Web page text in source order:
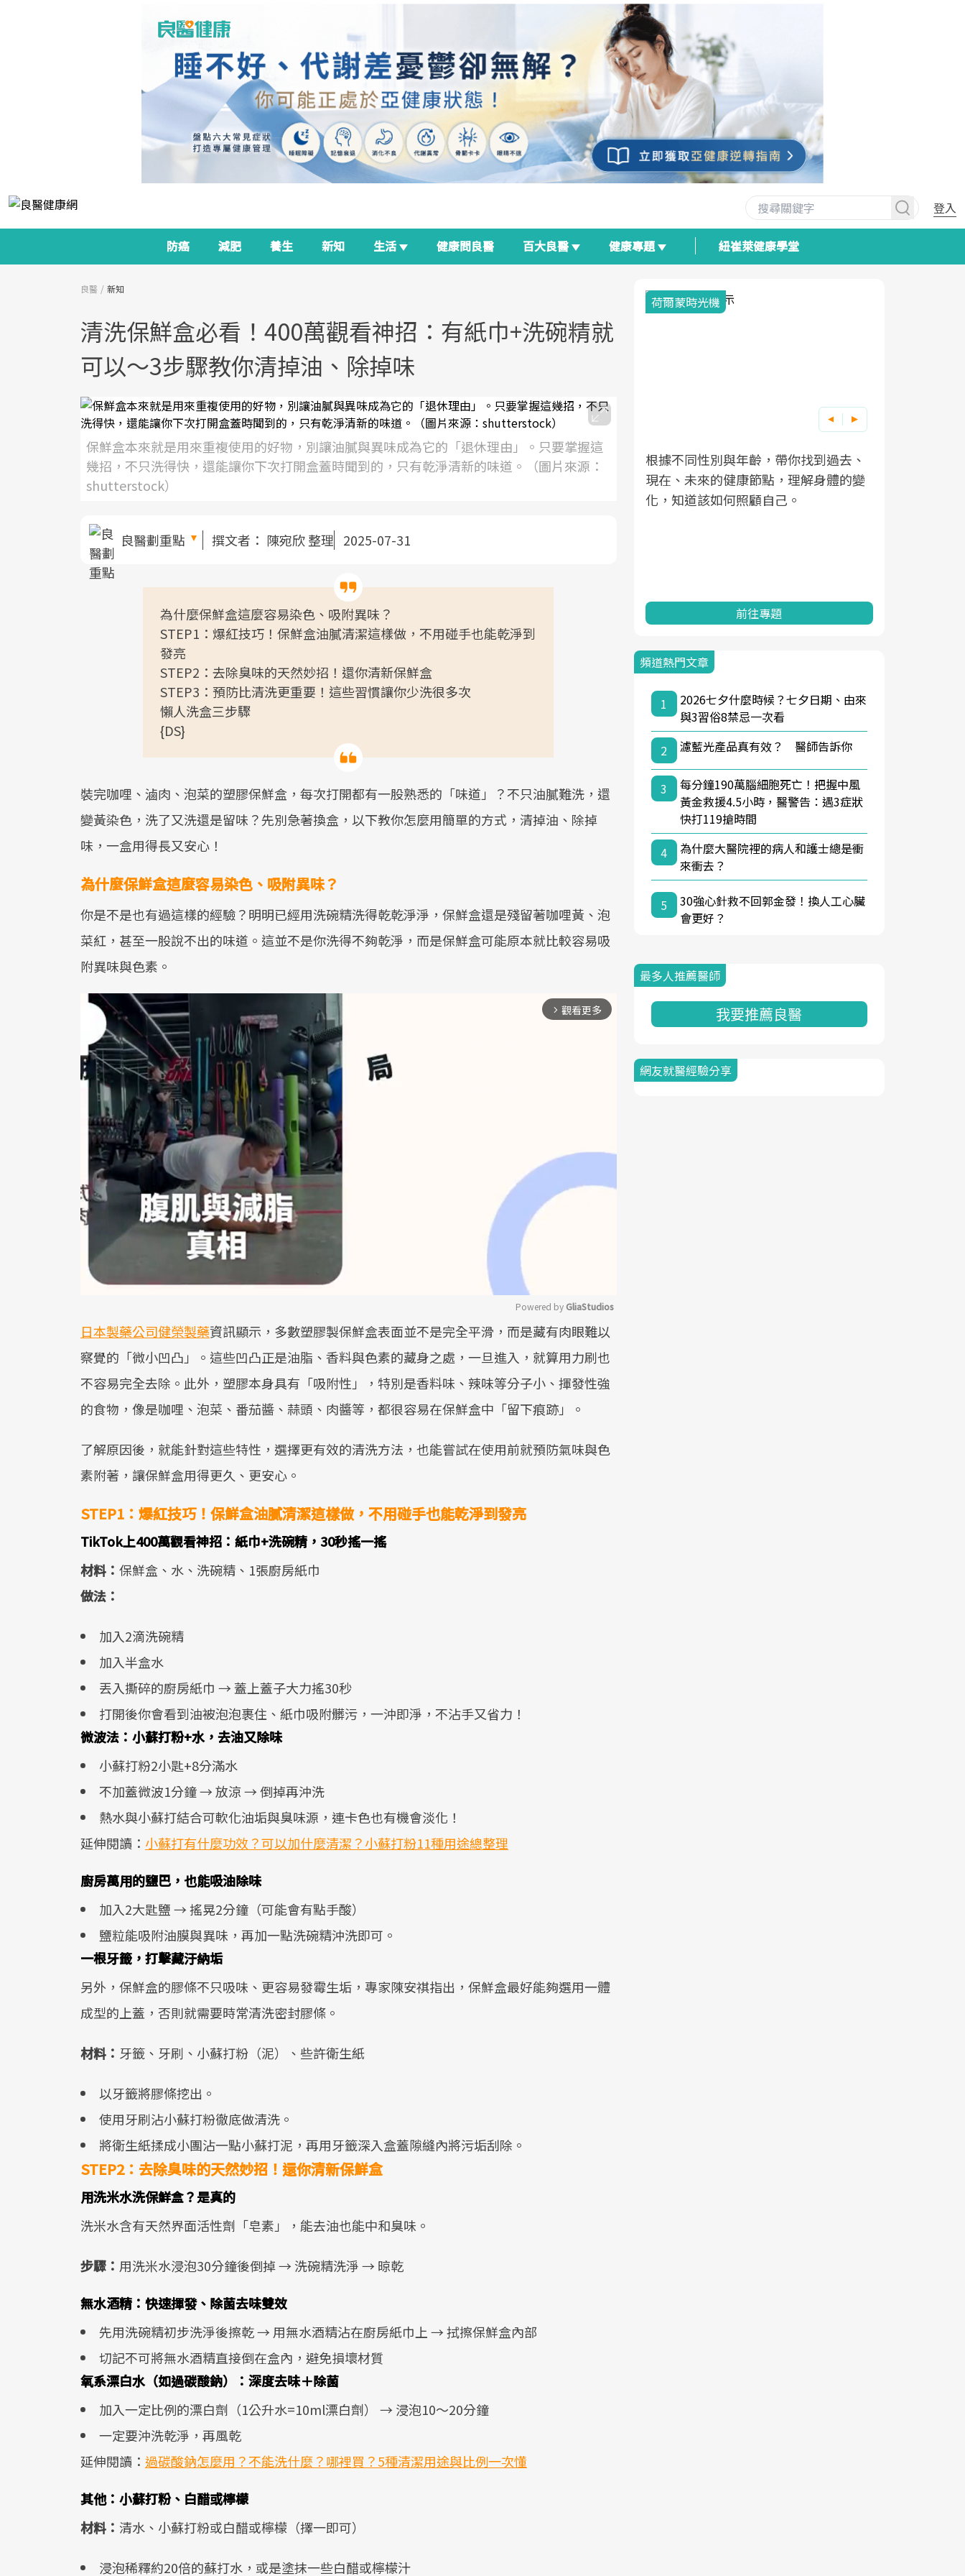
登入
防癌 減肥 養生 新知 生活 健康問良醫 百大良醫 健康專題 紐崔萊健康學堂
良醫 新知
清洗保鮮盒必看！400萬觀看神招：有紙巾+洗碗精就
可以～3步驟教你清掉油、除掉味
保鮮盒本來就是用來重複使用的好物，別讓油膩與異味成為它的「退休理由」。只要掌握這
幾招，不只洗得快，還能讓你下次打開盒蓋時聞到的，只有乾淨清新的味道。（圖片來源：
shutterstock）
良醫劃重點 撰文者： 陳宛欣 整理 2025-07-31
為什麼保鮮盒這麼容易染色、吸附異味？
STEP1：爆紅技巧！保鮮盒油膩清潔這樣做，不用碰手也能乾淨到
發亮
STEP2：去除臭味的天然妙招！還你清新保鮮盒
STEP3：預防比清洗更重要！這些習慣讓你少洗很多次
懶人洗盒三步驟
{DS}
裝完咖哩、滷肉、泡菜的塑膠保鮮盒，每次打開都有一股熟悉的「味道」？不只油膩難洗，還
變黃染色，洗了又洗還是留味？先別急著換盒，以下教你怎麼用簡單的方式，清掉油、除掉
味，一盒用得長又安心！
為什麼保鮮盒這麼容易染色、吸附異味？
你是不是也有過這樣的經驗？明明已經用洗碗精洗得乾乾淨淨，保鮮盒還是殘留著咖哩黃、泡
菜紅，甚至一股說不出的味道。這並不是你洗得不夠乾淨，而是保鮮盒可能原本就比較容易吸
附異味與色素。
arrow_forward_ios 觀看更多
Mute
Powered by GliaStudios
日本製藥公司健榮製藥資訊顯示，多數塑膠製保鮮盒表面並不是完全平滑，而是藏有肉眼難以
察覺的「微小凹凸」。這些凹凸正是油脂、香料與色素的藏身之處，一旦進入，就算用力刷也
不容易完全去除。此外，塑膠本身具有「吸附性」，特別是香料味、辣味等分子小、揮發性強
的食物，像是咖哩、泡菜、番茄醬、蒜頭、肉醬等，都很容易在保鮮盒中「留下痕跡」。
了解原因後，就能針對這些特性，選擇更有效的清洗方法，也能嘗試在使用前就預防氣味與色
素附著，讓保鮮盒用得更久、更安心。
STEP1：爆紅技巧！保鮮盒油膩清潔這樣做，不用碰手也能乾淨到發亮
TikTok上400萬觀看神招：紙巾+洗碗精，30秒搖一搖
材料： 保鮮盒、水、洗碗精、1張廚房紙巾
做法：
加入2滴洗碗精
加入半盒水
丟入撕碎的廚房紙巾 → 蓋上蓋子大力搖30秒
打開後你會看到油被泡泡裹住、紙巾吸附髒污，一沖即淨，不沾手又省力！
微波法：小蘇打粉+水，去油又除味
小蘇打粉2小匙+8分滿水
不加蓋微波1分鐘 → 放涼 → 倒掉再沖洗
熱水與小蘇打結合可軟化油垢與臭味源，連卡色也有機會淡化！
延伸閱讀： 小蘇打有什麼功效？可以加什麼清潔？小蘇打粉11種用途總整理
廚房萬用的鹽巴，也能吸油除味
加入2大匙鹽 → 搖晃2分鐘（可能會有點手酸）
鹽粒能吸附油膜與異味，再加一點洗碗精沖洗即可。
一根牙籤，打擊藏汙納垢
另外，保鮮盒的膠條不只吸味、更容易發霉生垢，專家陳安祺指出，保鮮盒最好能夠選用一體
成型的上蓋，否則就需要時常清洗密封膠條。
材料： 牙籤、牙刷、小蘇打粉（泥）、些許衛生紙
以牙籤將膠條挖出。
使用牙刷沾小蘇打粉徹底做清洗。
將衛生紙揉成小團沾一點小蘇打泥，再用牙籤深入盒蓋隙縫內將污垢刮除。
STEP2：去除臭味的天然妙招！還你清新保鮮盒
用洗米水洗保鮮盒？是真的
洗米水含有天然界面活性劑「皂素」，能去油也能中和臭味。
步驟： 用洗米水浸泡30分鐘後倒掉 → 洗碗精洗淨 → 晾乾
無水酒精：快速揮發、除菌去味雙效
先用洗碗精初步洗淨後擦乾 → 用無水酒精沾在廚房紙巾上 → 拭擦保鮮盒內部
切記不可將無水酒精直接倒在盒內，避免損壞材質
氧系漂白水（如過碳酸鈉）：深度去味＋除菌
加入一定比例的漂白劑（1公升水=10ml漂白劑） → 浸泡10～20分鐘
一定要沖洗乾淨，再風乾
延伸閱讀： 過碳酸鈉怎麼用？不能洗什麼？哪裡買？5種清潔用途與比例一次懂
其他：小蘇打粉、白醋或檸檬
材料： 清水、小蘇打粉或白醋或檸檬（擇一即可）
浸泡稀釋約20倍的蘇打水，或是塗抹一些白醋或檸檬汁
面對超高齡社會的浪潮，台灣正在快速
邁向「健康照護」的新時代。隨著國家
關注的核心議題。然而，健檢不只是醫
2025年，就到良醫生活祭體驗「一站式
健康新生活」，從講座、體驗到運動，
良醫健康網從「換季的身體變化」出
發，透過醫學觀點與日常感受的對話，
荷爾蒙時光機
根據不同性別與年齡，帶你找到過去、
現在、未來的健康節點，理解身體的變
化，知道該如何照顧自己。
前往專題
頻道熱門文章
1
2026七夕什麼時候？七夕日期、由來
與3習俗8禁忌一次看
2
濾藍光產品真有效？ 醫師告訴你
3
每分鐘190萬腦細胞死亡！把握中風
黃金救援4.5小時，醫警告：遇3症狀
快打119搶時間
4
為什麼大醫院裡的病人和護士總是衝
來衝去？
5
30強心針救不回郭金發！換人工心臟
會更好？
最多人推薦醫師
我要推薦良醫
網友就醫經驗分享